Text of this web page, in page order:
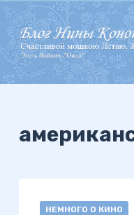
П
е
р
е
й
НЕМНОГО О КИНО